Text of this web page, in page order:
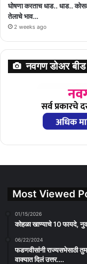
घोषणा करताच धाड.. धाड..
तेलाचे भाव…
2 weeks ago
नवगण डोअर
Most Viewed
01/15/2026
कोहळा खाण्याचे 10 फायदे,
06/22/2024
फडणवीसांनी राज्यसभेसाठी
वाक्यात दिलं उत्तर….